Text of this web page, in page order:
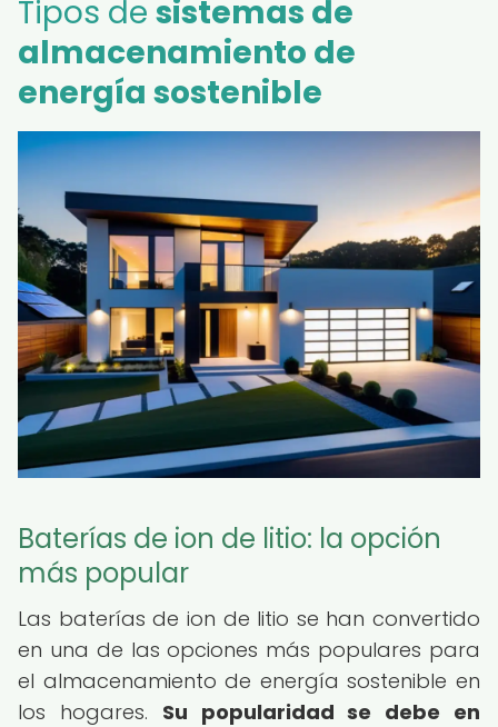
Tipos de sistemas de
almacenamiento de
energía sostenible
Baterías de ion de litio: la opción
más popular
Las baterías de ion de litio se han convertido
en una de las opciones más populares para
el almacenamiento de energía sostenible en
los hogares. Su popularidad se debe en